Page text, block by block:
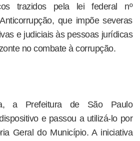
trazidos pela lei federal nº
que impõe severas
e judiciais às pessoas jurídicas
no combate à corrupção.
a Prefeitura de São Paulo
e passou a utilizá-lo por
Geral do Município. A iniciativa